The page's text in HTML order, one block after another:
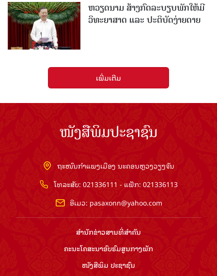
ຫວຽດນາມ ສ້າງກົດລະບຽບພັກໃຫ້ມີ
ວິທະຍາສາດ ແລະ ປະຕິບັດງ່າຍດາຍ
ເພີ່ມເຕີມ
ໜັງສືພິມປະຊາຊົນ
ຖະໜົນກຳແພງເມືອງ ນະຄອນຫຼວງວຽງຈັນ
ໂທລະສັບ: 021336111 - ແຟັກ: 021336113
ອີເມວ: pasaxonn@yahoo.com
ສຳ​ນັກ​ຂ່າວ​ສານ​ທີ່​ສຳ​ຄັນ​
ຄະນະໂຄສະນາອົບຮົມ​ສູນ​ກາງ​ພັກ
ໜັງສືພິມ ປະ​ຊາ​ຊົນ